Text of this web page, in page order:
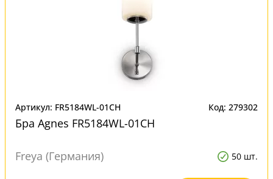
Артикул: FR5184WL-01CH Код: 279302
Бра Agnes FR5184WL-01CH
Freya (Германия) 50 шт.